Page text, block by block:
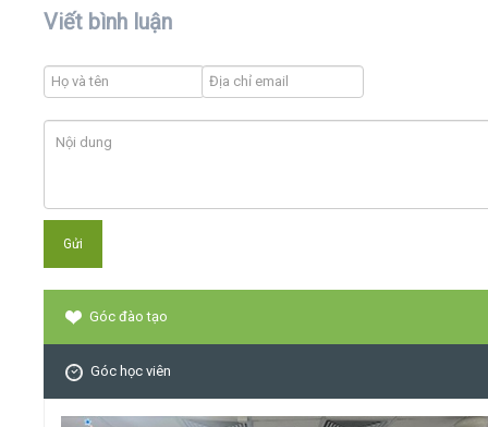
Viết bình luận
Góc đào tạo
Góc học viên